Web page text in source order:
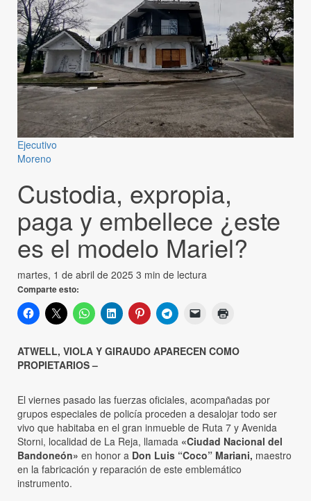
Ejecutivo
Moreno
Custodia, expropia,
paga y embellece ¿este
es el modelo Mariel?
martes, 1 de abril de 2025 3 min de lectura
Comparte esto:
ATWELL, VIOLA Y GIRAUDO APARECEN COMO
PROPIETARIOS –
El viernes pasado las fuerzas oficiales, acompañadas por
grupos especiales de policía proceden a desalojar todo ser
vivo que habitaba en el gran inmueble de Ruta 7 y Avenida
Storni, localidad de La Reja, llamada «Ciudad Nacional del
Bandoneón» en honor a Don Luis “Coco” Mariani, maestro
en la fabricación y reparación de este emblemático
instrumento.